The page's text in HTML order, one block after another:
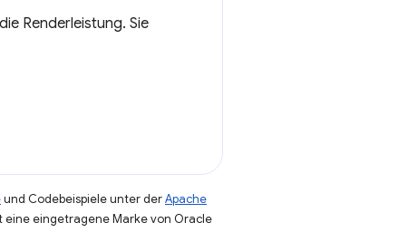
Renderleistung. Sie
und Codebeispiele unter derApache
eine eingetragene Marke von Oracle